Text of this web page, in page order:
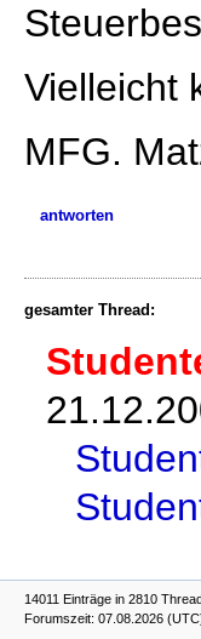
Vielleicht
MFG.
antworten
gesamter Thread:
14011 Einträge in 2810
Forumszeit: 07.08.2026